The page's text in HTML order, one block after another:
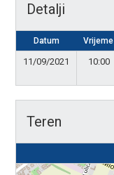
Detalji
Datum Vrijeme
11/09/2021 10:00
Teren